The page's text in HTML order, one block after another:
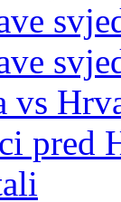
vs
pred